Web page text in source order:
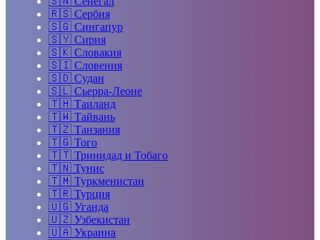
🇷🇸 Сербия
🇸🇬 Сингапур
🇸🇾 Сирия
🇸🇰 Словакия
🇸🇮 Словения
🇸🇩 Судан
🇸🇱 Сьерра-Леоне
🇹🇭 Таиланд
🇹🇼 Тайвань
🇹🇿 Танзания
🇹🇬 Того
🇹🇹 Тринидад и Тобаго
🇹🇳 Тунис
🇹🇲 Туркменистан
🇹🇷 Турция
🇺🇬 Уганда
🇺🇿 Узбекистан
🇺🇦 Украина